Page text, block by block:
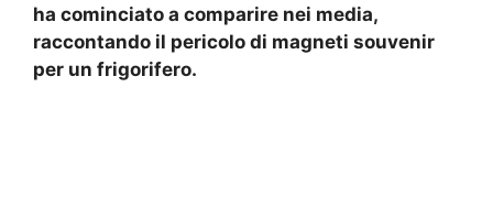
ha cominciato a comparire nei media,
raccontando il pericolo di magneti souvenir
per un frigorifero.